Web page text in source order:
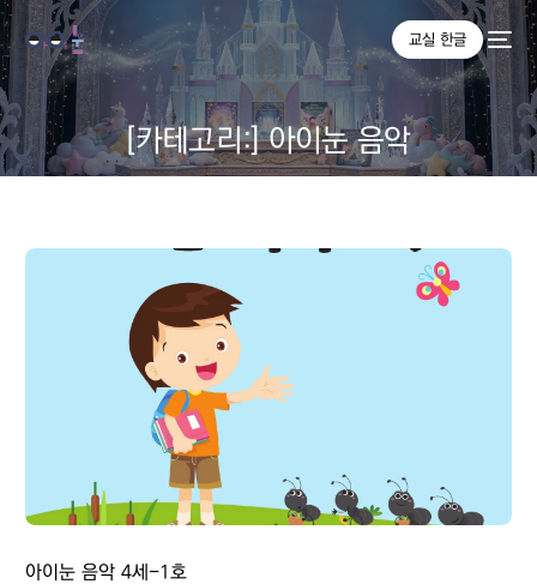
교실 한글
[카테고리:]아이눈 음악
아이눈 음악 4세-1호